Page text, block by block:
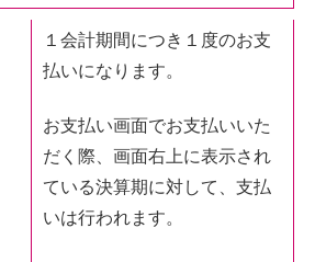
１会計期間につき１度のお支
払いになります。
お支払い画面でお支払いいた
だく際、画面右上に表示され
ている決算期に対して、支払
いは行われます。